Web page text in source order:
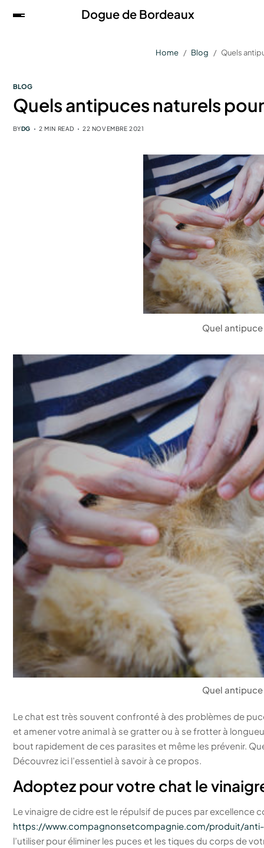
Dogue de Bordeaux
Home Blog Quels
BLOG
Quels antipuces naturels
BYDG 2 MIN READ 22 NOVEMBRE 2021
Quel
Quel
Le chat est très souvent confronté à des problèmes de
et amener votre animal à se gratter ou à se frotter à
bout rapidement de ces parasites et même les prévenir.
Découvrez ici l’essentiel à savoir à ce propos.
Adoptez pour votre chat le
Le vinaigre de cidre est le répulsif de puces par excellence
https://www.compagnonsetcompagnie.com/produit/
l’utiliser pour éliminer les puces et les tiques du corps de